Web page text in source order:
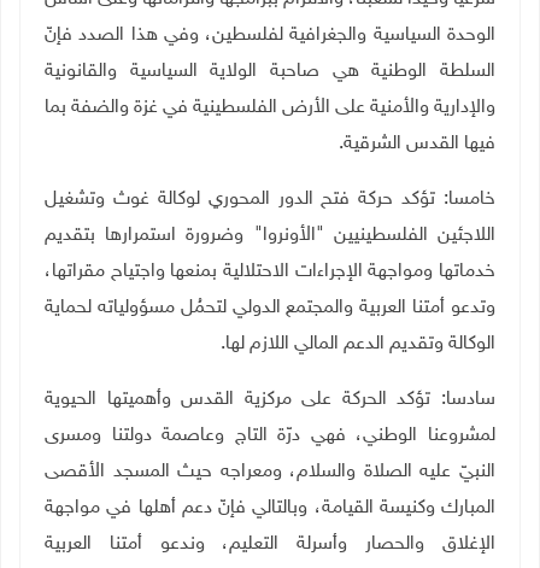
الوحدة السياسية والجغرافية لفلسطين، وفي هذا الصدد فإنّ
السلطة الوطنية هي صاحبة الولاية السياسية والقانونية
والإدارية والأمنية على الأرض الفلسطينية في غزة والضفة بما
فيها القدس الشرقية.
خامسا: تؤكد حركة فتح الدور المحوري لوكالة غوث وتشغيل
اللاجئين الفلسطينيين "الأونروا" وضرورة استمرارها بتقديم
خدماتها ومواجهة الإجراءات الاحتلالية بمنعها واجتياح مقراتها،
وتدعو أمتنا العربية والمجتمع الدولي لتحمُل مسؤولياته لحماية
الوكالة وتقديم الدعم المالي اللازم لها.
سادسا: تؤكد الحركة على مركزية القدس وأهميتها الحيوية
لمشروعنا الوطني، فهي درّة التاج وعاصمة دولتنا ومسرى
النبيّ عليه الصلاة والسلام، ومعراجه حيث المسجد الأقصى
المبارك وكنيسة القيامة، وبالتالي فإنّ دعم أهلها في مواجهة
الإغلاق والحصار وأسرلة التعليم، وندعو أمتنا العربية